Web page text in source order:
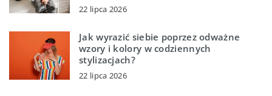
22 lipca 2026
Jak wyrazić siebie poprzez odważne
wzory i kolory w codziennych
stylizacjach?
22 lipca 2026